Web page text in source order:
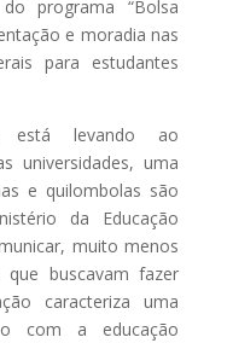
programa “Bolsa
e moradia nas
para estudantes
está levando ao
universidades, uma
e quilombolas são
da Educação
muito menos
que buscavam fazer
caracteriza uma
com a educação